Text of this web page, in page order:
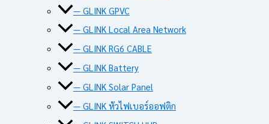
— GLINK GPVC
— GLINK Local Area Network
— GLINK RG6 CABLE
— GLINK Battery
— GLINK Solar Panel
— GLINK หัวไฟเบอร์ออฟติก